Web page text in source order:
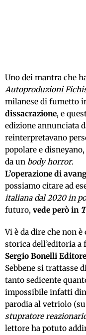
Uno dei mantra che
Autoproduzioni
milanese di fumetto
dissacrazione, e
edizione annunciata
reinterpretavano
popolare e
da un body horror.
L’operazione di
possiamo citare ad
italiana dal 2020 in
futuro, vede però in
Vi è da dire che non
storica dell’editoria
Sergio Bonelli Editore
Sebbene si trattasse
tanto sedicente
impossibile infatti
parodia al vetriolo
stupratore
lettore ha potuto